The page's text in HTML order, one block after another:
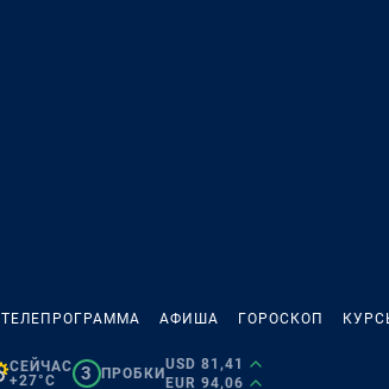
ТЕЛЕПРОГРАММА АФИША ГОРОСКОП
СЕЙЧАС
+27°C
3 ПРОБКИ
USD 81,41
EUR 94,06